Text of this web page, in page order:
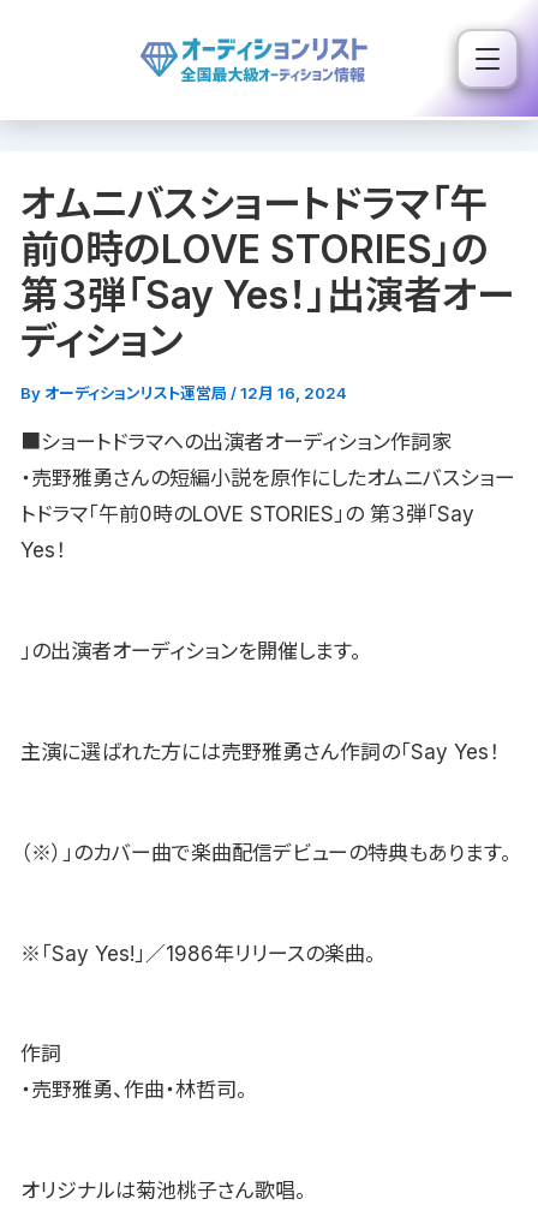
ス
オムニバスショートドラマ「午
前0時のLOVE STORIES」の
第３弾「Say Yes！」出演者オー
ディション
By オーディションリスト運営局 /12月 16, 2024
■ショートドラマへの出演者オーディション作詞家
・売野雅勇さんの短編小説を原作にしたオムニバスショー
トドラマ「午前0時のLOVE STORIES」の 第３弾「Say
Yes！
」の出演者オーディションを開催します。
主演に選ばれた方には売野雅勇さん作詞の「Say Yes！
（※）」のカバー曲で楽曲配信デビューの特典もあります。
※「Say Yes!」／1986年リリースの楽曲。
作詞
・売野雅勇、作曲・林哲司。
オリジナルは菊池桃子さん歌唱。